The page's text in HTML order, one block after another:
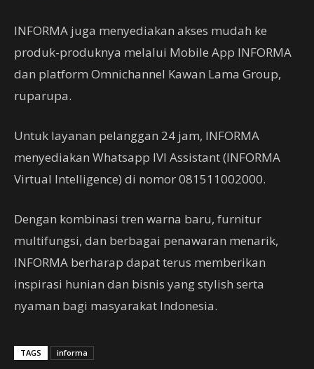
INFORMA juga menyediakan akses mudah ke
produk-produknya melalui Mobile App INFORMA
dan platform Omnichannel Kawan Lama Group,
ruparupa.
Untuk layanan pelanggan 24 jam, INFORMA
menyediakan Whatsapp IVI Assistant (INFORMA
Virtual Intelligence) di nomor 081511002000.
Dengan kombinasi tren warna baru, furnitur
multifungsi, dan berbagai penawaran menarik,
INFORMA berharap dapat terus memberikan
inspirasi hunian dan bisnis yang stylish serta
nyaman bagi masyarakat Indonesia.
TAGS informa